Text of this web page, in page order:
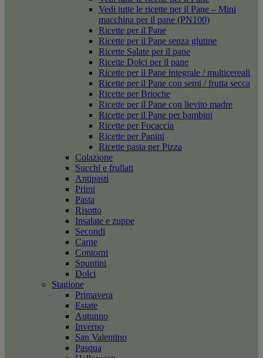
Vedi tutte le ricette per il Pane – Mini
macchina per il pane (PN100)
Ricette per il Pane
Ricette per il Pane senza glutine
Ricette Salate per il pane
Ricette Dolci per il pane
Ricette per il Pane integrale / multicereali
Ricette per il Pane con semi / frutta secca
Ricette per Brioche
Ricette per il Pane con lievito madre
Ricette per il Pane per bambini
Ricette per Focaccia
Ricette per Panini
Ricette pasta per Pizza
Colazione
Succhi e frullati
Antipasti
Primi
Pasta
Risotto
Insalate e zuppe
Secondi
Carne
Contorni
Spuntini
Dolci
Stagione
Primavera
Estate
Autunno
Inverno
San Valentino
Pasqua